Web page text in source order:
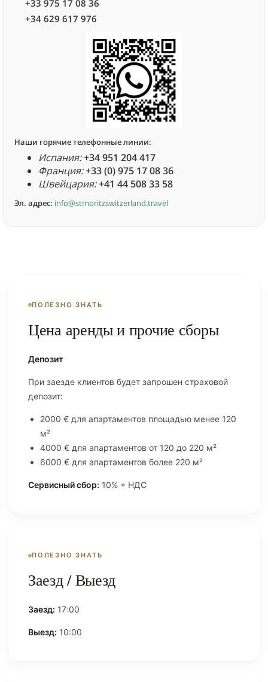
+33 975 17 08 36
+34 629 617 976
Наши горячие телефонные линии:
Испания:+34 951 204 417
Франция:+33 (0) 975 17 08 36
Швейцария:+41 44 508 33 58
Эл. адрес: info@stmoritzswitzerland.travel
ПОЛЕЗНО ЗНАТЬ
Цена аренды и прочие сборы
Депозит
При заезде клиентов будет запрошен страховой
депозит:
2000 € для апартаментов площадью менее 120
м²
4000 € для апартаментов от 120 до 220 м²
6000 € для апартаментов более 220 м²
Сервисный сбор: 10% + НДС
ПОЛЕЗНО ЗНАТЬ
Заезд / Выезд
Заезд: 17:00
Выезд: 10:00